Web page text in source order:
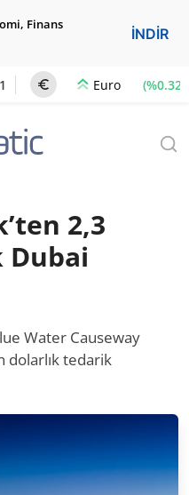
Finans
İNDİR
Euro (%0.32)
2,3
Dubai
Water Causeway
dolarlık tedarik